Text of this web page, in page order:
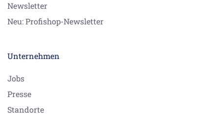
Newsletter
Neu: Profishop-Newsletter
Unternehmen
Jobs
Presse
Standorte